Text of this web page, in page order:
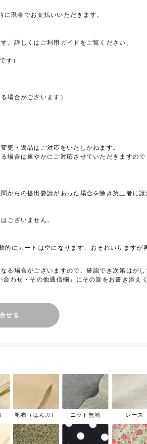
現金でお支払いいただきます。
。詳しくはご利用ガイドをご覧ください。
す）
場合がございます）
更・返品はご対応をいたしかねます。
場合は速やかにご対応させていただきますので
からの提出要請があった場合を除き第三者に譲
ございません。
にカートは空になります。おそれいりますが
る場合がございますので、確認でき次第はがし
わせ・その他通信欄」にその旨をお書き添え
せる
帆布（はんぷ） ニット無地 レース